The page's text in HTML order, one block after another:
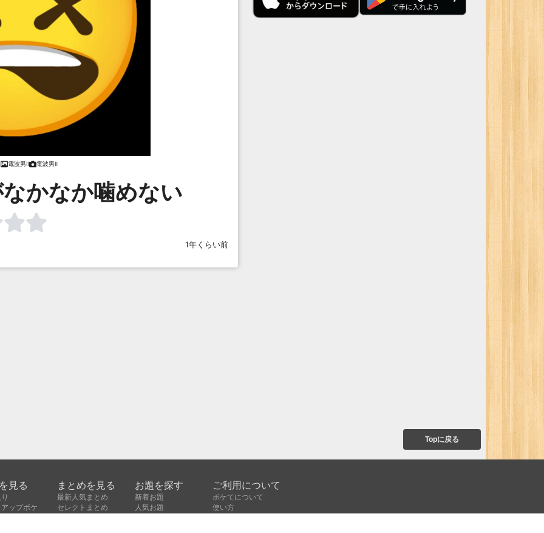
電波男Ⅱ 電波男Ⅱ
かなか噛めない
1年くらい前
Topに戻る
見る
ップボケ
まとめを見る
最新人気まとめ
セレクトまとめ
お題を探す
新着お題
人気お題
ご利用について
ボケてについて
使い方